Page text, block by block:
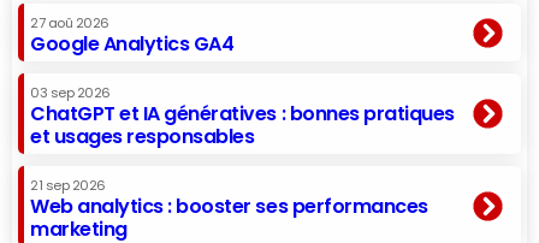
27 aoû 2026
Google Analytics GA4
03 sep 2026
ChatGPT et IA génératives : bonnes pratiques
et usages responsables
21 sep 2026
Web analytics : booster ses performances
marketing